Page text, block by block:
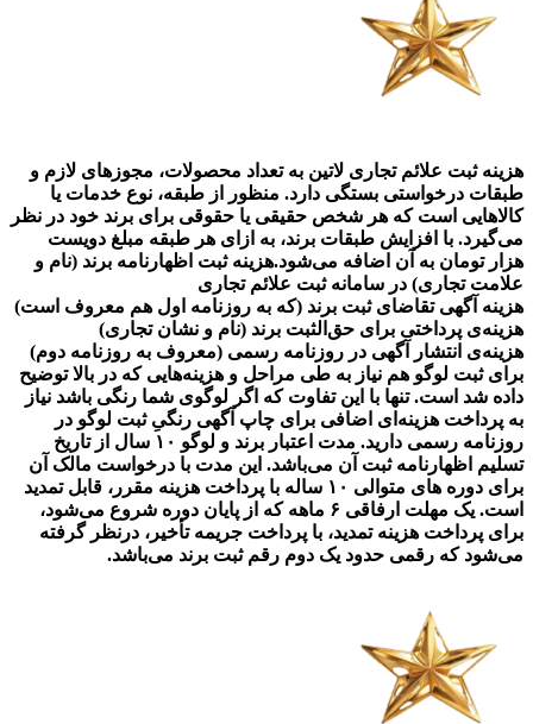
هزینه ثبت علائم تجاری لاتین به تعداد محصولات، مجوز‌های لازم و
طبقات درخواستی بستگی دارد. منظور از طبقه، نوع خدمات یا
کالاهایی است که هر شخص حقیقی یا حقوقی برای برند خود در نظر
می‌گیرد. با افزایش طبقات برند، به ازای هر طبقه مبلغ دویست
هزار تومان به آن اضافه می‌شود.هزینه ثبت اظهارنامه برند (نام و
علامت تجاری) در سامانه ثبت علائم تجاری
هزینه آگهی تقاضای ثبت برند (که به روزنامه اول هم معروف است)
هزینه‌ی پرداختی برای حق‌الثبت برند (نام و نشان تجاری)
هزینه‌ی انتشار آگهی در روزنامه رسمی (معروف به روزنامه دوم)
برای ثبت لوگو هم نیاز به طی مراحل و هزینه‌هایی که در بالا توضیح
داده شد است. تنها با این تفاوت که اگر لوگوی شما رنگی باشد نیاز
به پرداخت هزینه‌ای اضافی برای چاپ آگهی رنگیِ ثبت لوگو در
روزنامه رسمی دارید. مدت اعتبار برند و لوگو ۱۰ سال از تاریخ
تسلیم اظهارنامه ثبت آن می‌باشد. این مدت با درخواست مالک آن
برای دوره‌ های متوالی ۱۰ ساله با پرداخت هزینه مقرر، قابل تمدید
است‌. یک مهلت ارفاقی ۶ ماهه که از پایان دوره شروع می‌شود،
برای پرداخت هزینه تمدید، با پرداخت جریمه تأخیر، درنظر گرفته
می‌شود که رقمی حدود یک دوم رقم ثبت برند می‌باشد.